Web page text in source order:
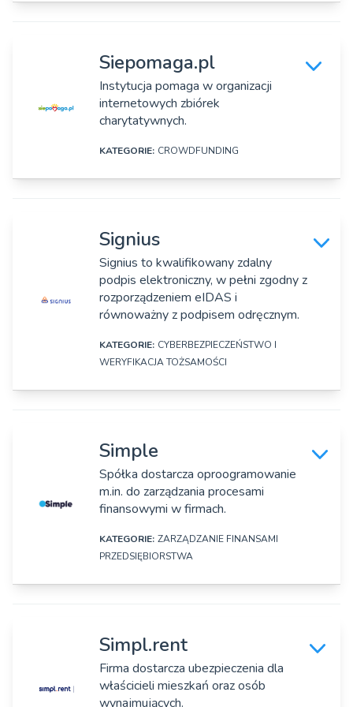
Nazwa firmy:
Share Lock sp. z o.o.
Adres:
Ul. Mościckiego 1, Puławy
https://sharelock.global/
Osoby zarządzające:
Urszula Pietrzak, Rafał Wrochna
Siepomaga.pl
Instytucja pomaga w organizacji
internetowych zbiórek
charytatywnych.
KATEGORIE: CROWDFUNDING
Nazwa firmy:
Fundacja Siepomaga
Pl. Andersa 3, Poznań
Strona www:
https://www.siepomaga.pl/
Rok założenia:
Osoby zarządzające:
Signius
Signius to kwalifikowany zdalny
podpis elektroniczny, w pełni zgodny z
rozporządzeniem eIDAS i
równoważny z podpisem odręcznym.
KATEGORIE: CYBERBEZPIECZEŃSTWO I
WERYFIKACJA TOŻSAMOŚCI
Nazwa firmy:
Myeasysign SA
Adres:
ul. Bóżnicza 15/6, Poznań
Strona www:
Osoby zarządzające:
Jacek Piekarski
Simple
Spółka dostarcza oproogramowanie
m.in. do zarządzania procesami
finansowymi w firmach.
KATEGORIE: ZARZĄDZANIE FINANSAMI
PRZEDSIĘBIORSTWA
Nazwa firmy:
Adres:
Simpl.rent
Firma dostarcza ubezpieczenia dla
właścicieli mieszkań oraz osób
wynajmujących.